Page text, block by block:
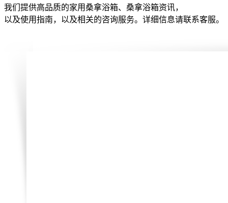
我们提供高品质的家用桑拿浴箱、桑拿浴箱资讯，
以及使用指南，以及相关的咨询服务。详细信息请联系客服。